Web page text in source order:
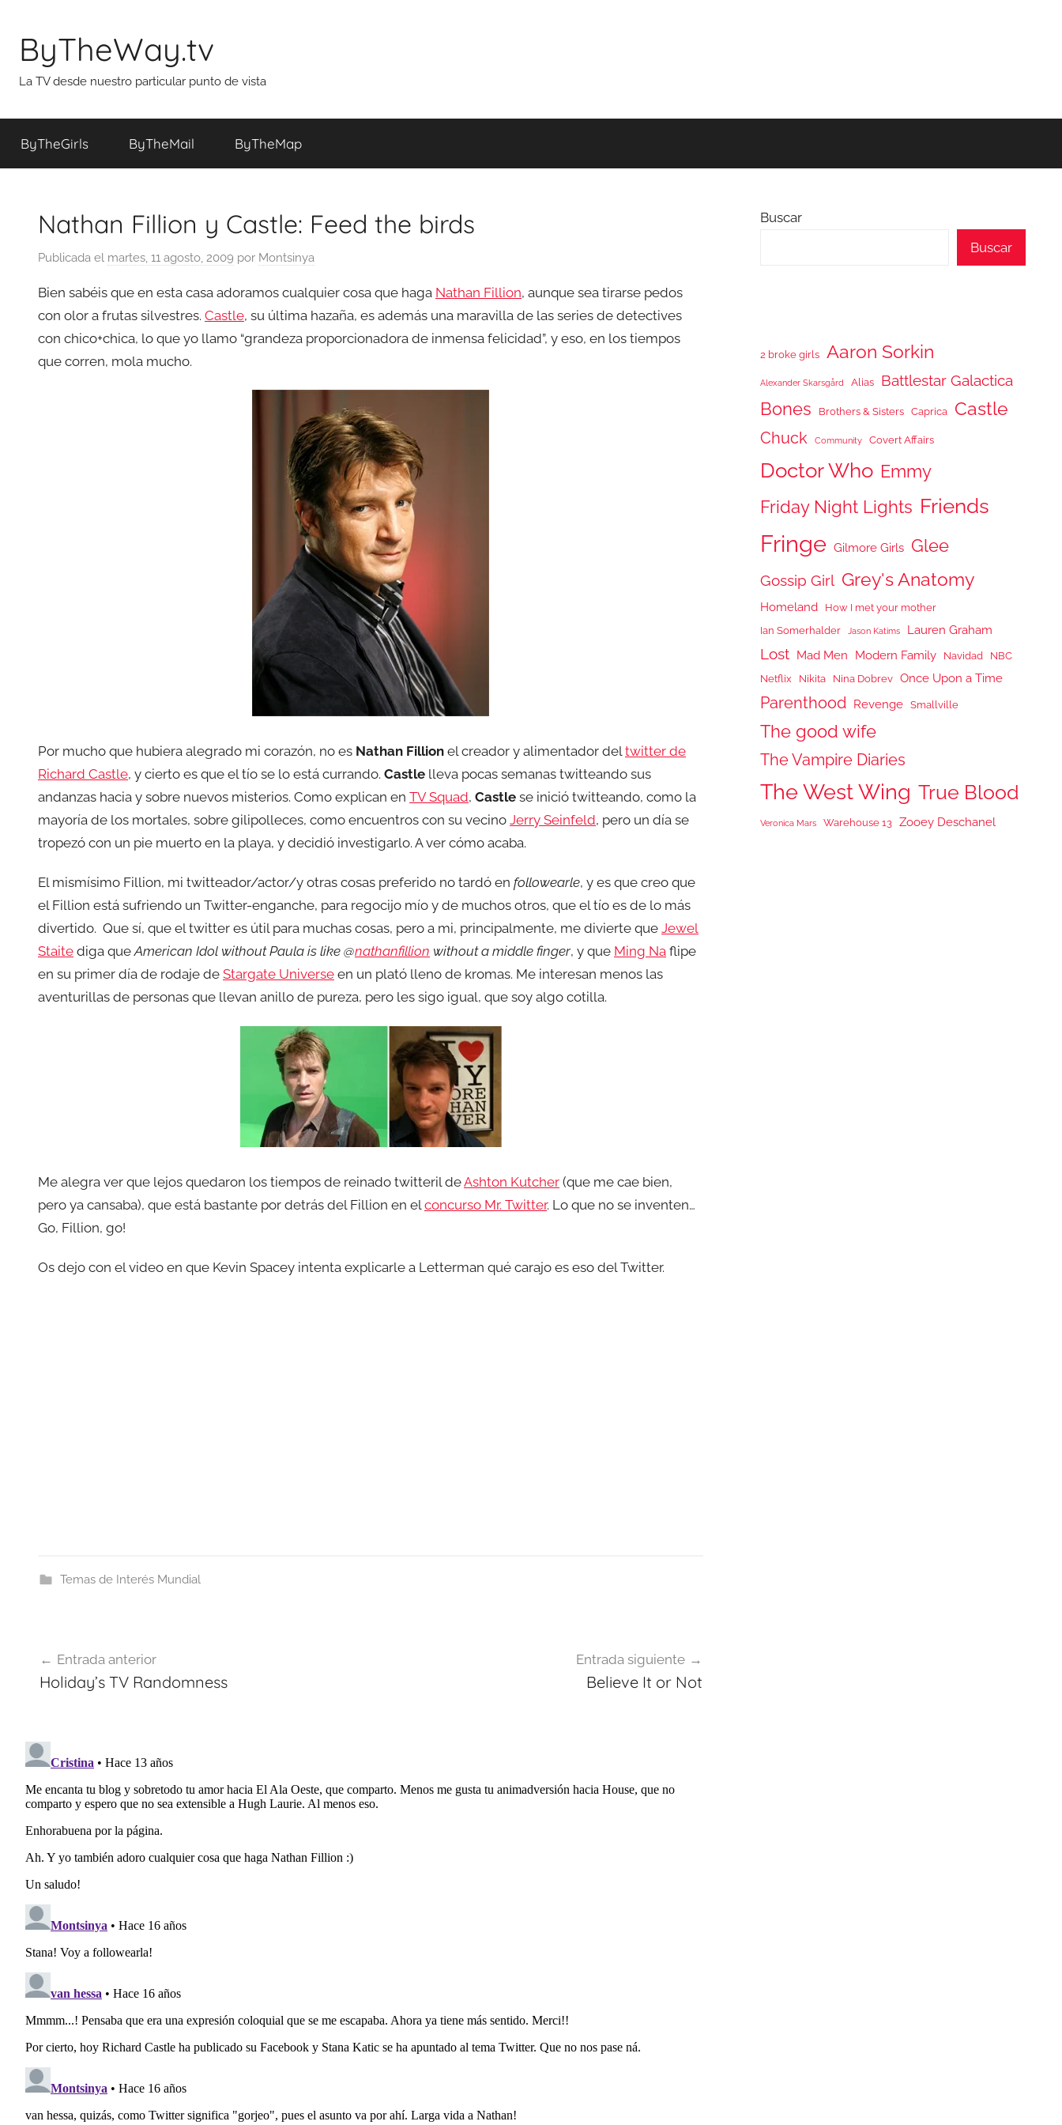
contenido
ByTheWay.tv
La TV desde nuestro particular punto de vista
ByTheGirls ByTheMail ByTheMap
Nathan Fillion y Castle: Feed the birds
Publicada el martes, 11 agosto, 2009 por Montsinya
Bien sabéis que en esta casa adoramos cualquier cosa que haga Nathan Fillion, aunque sea tirarse pedos
con olor a frutas silvestres. Castle, su última hazaña, es además una maravilla de las series de detectives
con chico+chica, lo que yo llamo “grandeza proporcionadora de inmensa felicidad”, y eso, en los tiempos
que corren, mola mucho.
Por mucho que hubiera alegrado mi corazón, no es Nathan Fillion el creador y alimentador deltwitter de
Richard Castle, y cierto es que el tío se lo está currando. Castle lleva pocas semanas twitteando sus
andanzas hacia y sobre nuevos misterios. Como explican en TV Squad, Castle se inició twitteando, como la
mayoría de los mortales, sobre gilipolleces, como encuentros con su vecino Jerry Seinfeld, pero un día se
tropezó con un pie muerto en la playa, y decidió investigarlo. A ver cómo acaba.
El mismísimo Fillion, mi twitteador/actor/y otras cosas preferido no tardó en followearle, y es que creo que
el Fillion está sufriendo un Twitter-enganche, para regocijo mío y de muchos otros, que el tío es de lo más
divertido. Que sí, que el twitter es útil para muchas cosas, pero a mi, principalmente, me divierte que Jewel
Staite diga queAmerican Idol without Paula is like @nathanfillion without a middle finger, y que Ming Na flipe
en su primer día de rodaje de Stargate Universe en un plató lleno de kromas. Me interesan menos las
aventurillas de personas que llevan anillo de pureza, pero les sigo igual, que soy algo cotilla.
Me alegra ver que lejos quedaron los tiempos de reinado twitteril deAshton Kutcher (que me cae bien,
pero ya cansaba), que está bastante por detrás del Fillion en el concurso Mr. Twitter. Lo que no se inventen…
Go, Fillion, go!
Os dejo con el video en que Kevin Spacey intenta explicarle a Letterman qué carajo es eso del Twitter.
Temas de Interés Mundial
de
entradas
Entrada anterior
Holiday’s TV Randomness
Entrada siguiente
Believe It or Not
Buscar
Buscar
2 broke girls Aaron Sorkin
Alexander Skarsgård Alias Battlestar Galactica
Bones Brothers & Sisters Caprica Castle
Chuck Community Covert Affairs
Doctor Who Emmy
Friday Night Lights Friends
Fringe Gilmore Girls Glee
Gossip Girl Grey's Anatomy
Homeland
How I met your mother
Ian Somerhalder
Jason Katims Lauren Graham
Lost Mad Men Modern Family Navidad
NBC
Netflix
Nikita Nina Dobrev Once Upon a Time
Parenthood Revenge Smallville
The good wife
The Vampire Diaries
The West Wing True Blood
Veronica Mars Warehouse 13 Zooey Deschanel